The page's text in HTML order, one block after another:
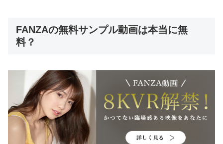
FANZAの無料サンプル動画は本当に無
料？